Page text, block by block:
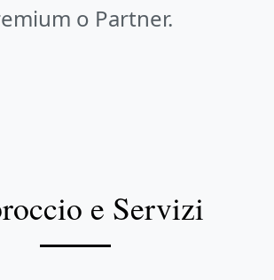
o Partner.
e Servizi